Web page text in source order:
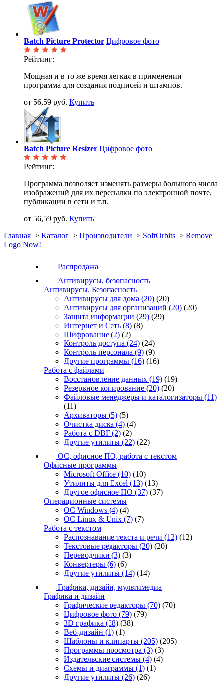
Batch Picture Protector Цифровое фото
Рейтинг:
Мощная и в то же время легкая в применении
программа для создания подписей и штампов.
от 56,59 руб. Купить
Batch Picture Resizer Цифровое фото
Рейтинг:
Программа позволяет изменять размеры большого числа
изображений для их пересылки по электронной почте,
публикации в сети и т.п.
от 56,59 руб. Купить
Главная > Каталог > Производители > SoftOrbits > Remove
Logo Now!
Распродажа
Антивирусы, безопасность
Антивирусы. Безопасность
Антивирусы для дома (20) (20)
Антивирусы для организаций (20) (20)
Защита информации (29) (29)
Интернет и Сеть (8) (8)
Шифрование (2) (2)
Контроль доступа (24) (24)
Контроль персонала (9) (9)
Другие программы (16) (16)
Работа с файлами
Восстановление данных (19) (19)
Резервное копирование (20) (20)
Файловые менеджеры и каталогизаторы (11)
(11)
Архиваторы (5) (5)
Очистка диска (4) (4)
Работа с DBF (2) (2)
Другие утилиты (22) (22)
ОС, офисное ПО, работа с текстом
Офисные программы
Microsoft Office (10) (10)
Утилиты для Excel (13) (13)
Другое офисное ПО (37) (37)
Операционные системы
ОС Windows (4) (4)
ОС Linux & Unix (7) (7)
Работа с текстом
Распознавание текста и речи (12) (12)
Текстовые редакторы (20) (20)
Переводчики (3) (3)
Конвертеры (6) (6)
Другие утилиты (14) (14)
Графика, дизайн, мультимедиа
Графика и дизайн
Графические редакторы (70) (70)
Цифровое фото (79) (79)
3D графика (38) (38)
Веб-дизайн (1) (1)
Шаблоны и клипарты (205) (205)
Программы просмотра (3) (3)
Издательские системы (4) (4)
Схемы и диаграммы (1) (1)
Другие утилиты (26) (26)